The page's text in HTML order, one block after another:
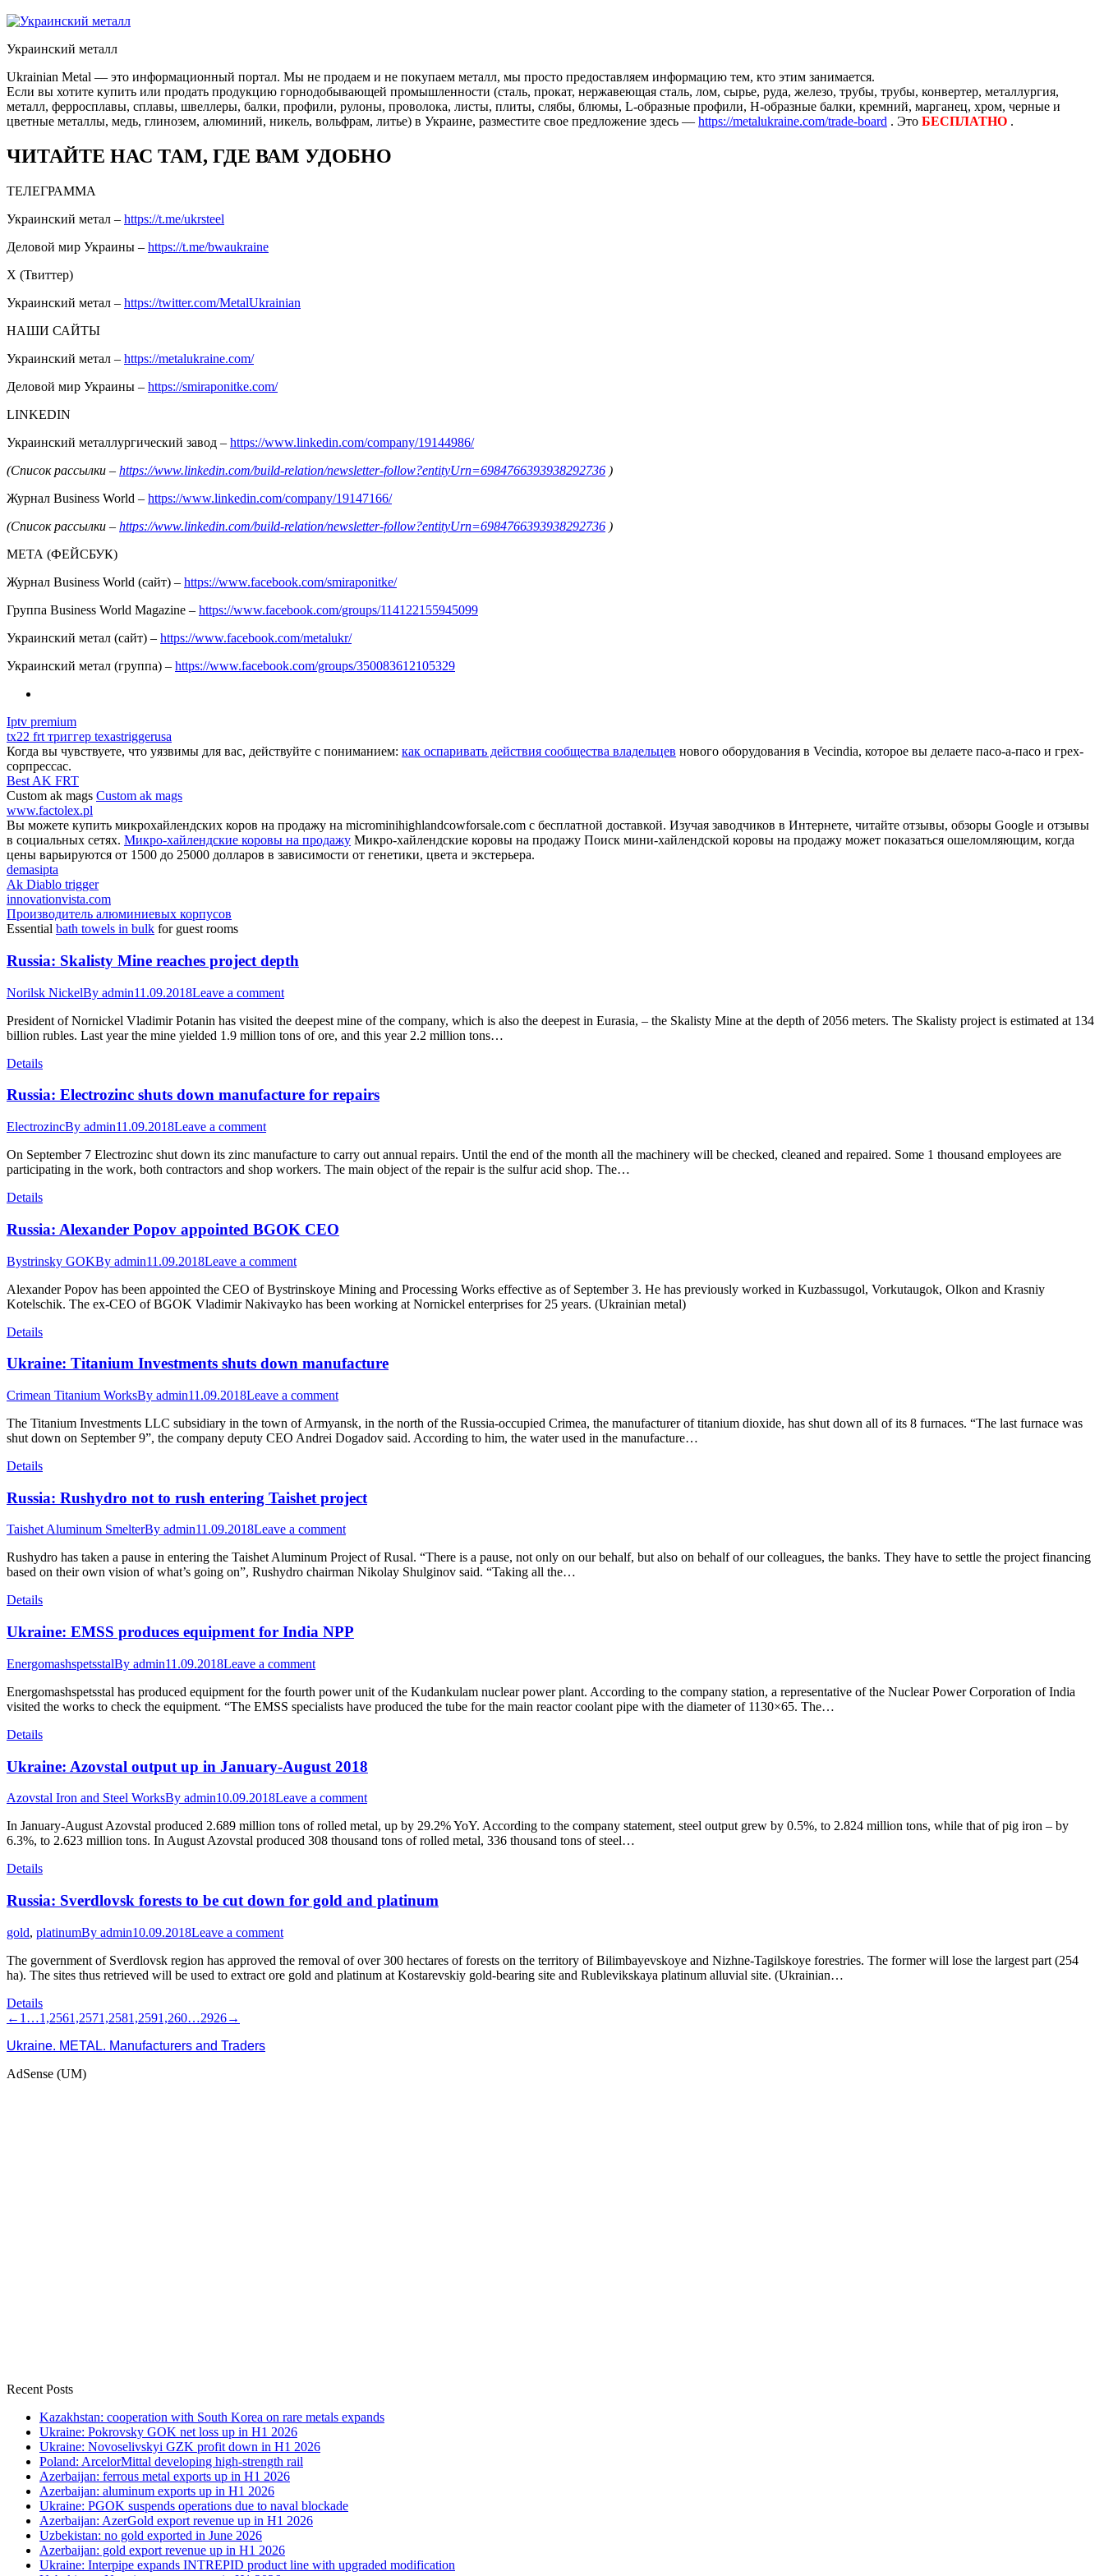
Украинский металл
Ukrainian Metal — это информационный портал. Мы не продаем и не покупаем металл, мы просто предоставляем информацию тем, кто этим занимается.
Если вы хотите купить или продать продукцию горнодобывающей промышленности (сталь, прокат, нержавеющая сталь, лом, сырье, руда, железо, трубы, трубы, конвертер, металлургия,
металл, ферросплавы, сплавы, швеллеры, балки, профили, рулоны, проволока, листы, плиты, слябы, блюмы, L-образные профили, H-образные балки, кремний, марганец, хром, черные и
цветные металлы, медь, глинозем, алюминий, никель, вольфрам, литье) в Украине, разместите свое предложение здесь — https://metalukraine.com/trade-board . Это БЕСПЛАТНО .
ЧИТАЙТЕ НАС ТАМ, ГДЕ ВАМ УДОБНО
ТЕЛЕГРАММА
Украинский метал – https://t.me/ukrsteel
Деловой мир Украины – https://t.me/bwaukraine
Х (Твиттер)
Украинский метал – https://twitter.com/MetalUkrainian
НАШИ САЙТЫ
Украинский метал – https://metalukraine.com/
Деловой мир Украины – https://smiraponitke.com/
LINKEDIN
Украинский металлургический завод – https://www.linkedin.com/company/19144986/
(Список рассылки – https://www.linkedin.com/build-relation/newsletter-follow?entityUrn=6984766393938292736 )
Журнал Business World – https://www.linkedin.com/company/19147166/
(Список рассылки – https://www.linkedin.com/build-relation/newsletter-follow?entityUrn=6984766393938292736 )
МЕТА (ФЕЙСБУК)
Журнал Business World (сайт) – https://www.facebook.com/smiraponitke/
Группа Business World Magazine – https://www.facebook.com/groups/114122155945099
Украинский метал (сайт) – https://www.facebook.com/metalukr/
Украинский метал (группа) – https://www.facebook.com/groups/350083612105329
Iptv premium
tx22 frt триггер texastriggerusa
Когда вы чувствуете, что уязвимы для вас, действуйте с пониманием: как оспаривать действия сообщества владельцев нового оборудования в Vecindia, которое вы делаете пасо-а-пасо и грех-
сорпрессас.
Best AK FRT
Custom ak mags Custom ak mags
www.factolex.pl
Вы можете купить микрохайлендских коров на продажу на microminihighlandcowforsale.com с бесплатной доставкой. Изучая заводчиков в Интернете, читайте отзывы, обзоры Google и отзывы
в социальных сетях. Микро-хайлендские коровы на продажу Микро-хайлендские коровы на продажу Поиск мини-хайлендской коровы на продажу может показаться ошеломляющим, когда
цены варьируются от 1500 до 25000 долларов в зависимости от генетики, цвета и экстерьера.
demasipta
Ak Diablo trigger
innovationvista.com
Производитель алюминиевых корпусов
Essential bath towels in bulk for guest rooms
Russia: Skalisty Mine reaches project depth
Norilsk NickelBy admin11.09.2018Leave a comment
President of Nornickel Vladimir Potanin has visited the deepest mine of the company, which is also the deepest in Eurasia, – the Skalisty Mine at the depth of 2056 meters. The Skalisty project is estimated at 134
billion rubles. Last year the mine yielded 1.9 million tons of ore, and this year 2.2 million tons…
Details
Russia: Electrozinc shuts down manufacture for repairs
ElectrozincBy admin11.09.2018Leave a comment
On September 7 Electrozinc shut down its zinc manufacture to carry out annual repairs. Until the end of the month all the machinery will be checked, cleaned and repaired. Some 1 thousand employees are
participating in the work, both contractors and shop workers. The main object of the repair is the sulfur acid shop. The…
Details
Russia: Alexander Popov appointed BGOK CEO
Bystrinsky GOKBy admin11.09.2018Leave a comment
Alexander Popov has been appointed the CEO of Bystrinskoye Mining and Processing Works effective as of September 3. He has previously worked in Kuzbassugol, Vorkutaugok, Olkon and Krasniy
Kotelschik. The ex-CEO of BGOK Vladimir Nakivayko has been working at Nornickel enterprises for 25 years. (Ukrainian metal)
Details
Ukraine: Titanium Investments shuts down manufacture
Crimean Titanium WorksBy admin11.09.2018Leave a comment
The Titanium Investments LLC subsidiary in the town of Armyansk, in the north of the Russia-occupied Crimea, the manufacturer of titanium dioxide, has shut down all of its 8 furnaces. “The last furnace was
shut down on September 9”, the company deputy CEO Andrei Dogadov said. According to him, the water used in the manufacture…
Details
Russia: Rushydro not to rush entering Taishet project
Taishet Aluminum SmelterBy admin11.09.2018Leave a comment
Rushydro has taken a pause in entering the Taishet Aluminum Project of Rusal. “There is a pause, not only on our behalf, but also on behalf of our colleagues, the banks. They have to settle the project financing
based on their own vision of what’s going on”, Rushydro chairman Nikolay Shulginov said. “Taking all the…
Details
Ukraine: EMSS produces equipment for India NPP
EnergomashspetsstalBy admin11.09.2018Leave a comment
Energomashspetsstal has produced equipment for the fourth power unit of the Kudankulam nuclear power plant. According to the company station, a representative of the Nuclear Power Corporation of India
visited the works to check the equipment. “The EMSS specialists have produced the tube for the main reactor coolant pipe with the diameter of 1130×65. The…
Details
Ukraine: Azovstal output up in January-August 2018
Azovstal Iron and Steel WorksBy admin10.09.2018Leave a comment
In January-August Azovstal produced 2.689 million tons of rolled metal, up by 29.2% YoY. According to the company statement, steel output grew by 0.5%, to 2.824 million tons, while that of pig iron – by
6.3%, to 2.623 million tons. In August Azovstal produced 308 thousand tons of rolled metal, 336 thousand tons of steel…
Details
Russia: Sverdlovsk forests to be cut down for gold and platinum
gold, platinumBy admin10.09.2018Leave a comment
The government of Sverdlovsk region has approved the removal of over 300 hectares of forests on the territory of Bilimbayevskoye and Nizhne-Tagilskoye forestries. The former will lose the largest part (254
ha). The sites thus retrieved will be used to extract ore gold and platinum at Kostarevskiy gold-bearing site and Rublevikskaya platinum alluvial site. (Ukrainian…
Details
← 1 …1,2561,2571,2581,2591,260…2926→
Ukraine. METAL. Manufacturers and Traders
AdSense (UM)
Recent Posts
Kazakhstan: cooperation with South Korea on rare metals expands
Ukraine: Pokrovsky GOK net loss up in H1 2026
Ukraine: Novoselivskyi GZK profit down in H1 2026
Poland: ArcelorMittal developing high-strength rail
Azerbaijan: ferrous metal exports up in H1 2026
Azerbaijan: aluminum exports up in H1 2026
Ukraine: PGOK suspends operations due to naval blockade
Azerbaijan: AzerGold export revenue up in H1 2026
Uzbekistan: no gold exported in June 2026
Azerbaijan: gold export revenue up in H1 2026
Ukraine: Interpipe expands INTREPID product line with upgraded modification